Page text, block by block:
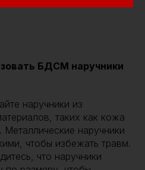
БДСМ наручники
наручники из
таких как кожа
Металлические наручники
чтобы избежать травм.
что наручники